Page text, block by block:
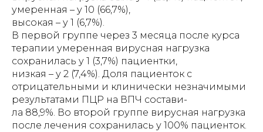
умеренная – у 10 (66,7%),
высокая – у 1 (6,7%).
В первой группе через 3 месяца после курса
терапии умеренная вирусная нагрузка
сохранилась у 1 (3,7%) пациентки,
низкая – у 2 (7,4%). Доля пациенток с
отрицательными и клинически незначимыми
результатами ПЦР на ВПЧ состави-
ла 88,9%. Во второй группе вирусная нагрузка
после лечения сохранилась у 100% пациенток.